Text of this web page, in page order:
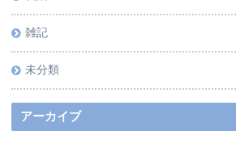
雑記
未分類
アーカイブ